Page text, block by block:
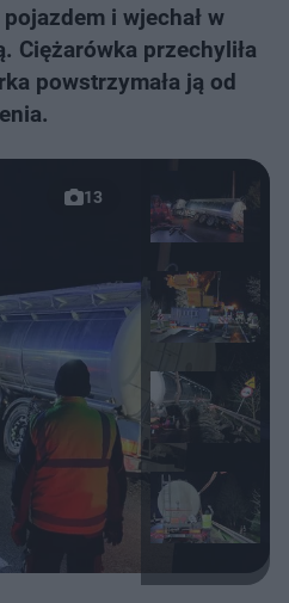
i wjechał w
Ciężarówka przechyliła
powstrzymała ją od
13